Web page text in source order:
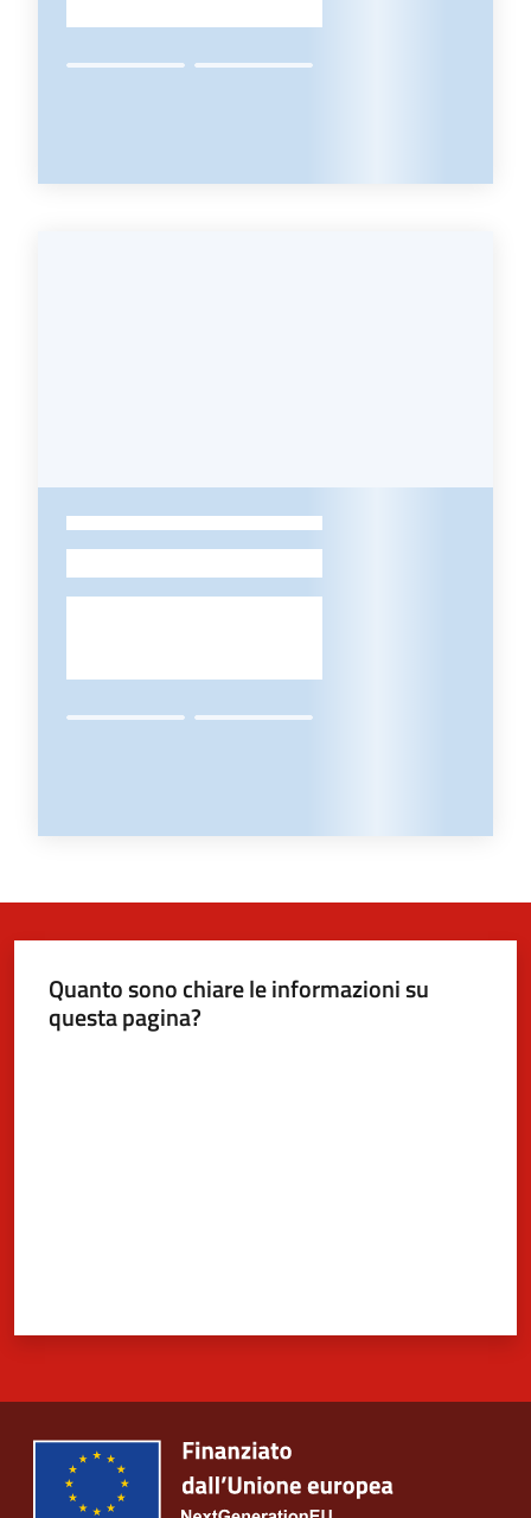
-
Quanto sono chiare le informazioni su
questa pagina?